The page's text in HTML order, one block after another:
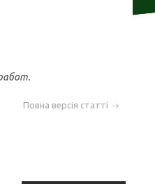
Повна версія статті